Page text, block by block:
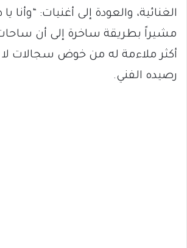
الغنائية، والعودة إلى أغنيات:
مشيراً بطريقة ساخرة إلى أن
أكثر ملاءمة له من خوض سجالات
رصيده الفني.